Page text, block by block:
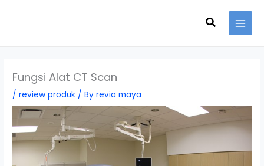
Search
Fungsi Alat CT Scan
/review produk / Byrevia maya